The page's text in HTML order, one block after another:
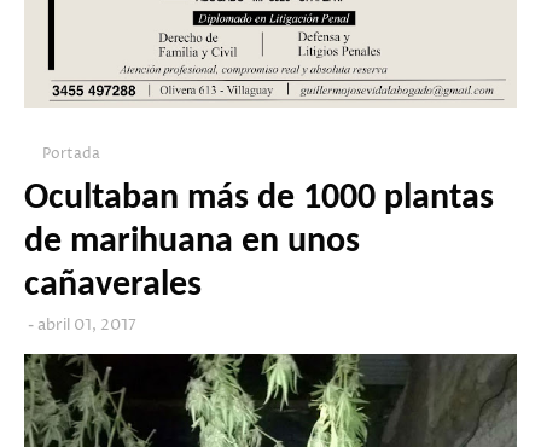
Portada
Ocultaban más de 1000 plantas
de marihuana en unos
cañaverales
abril 01, 2017